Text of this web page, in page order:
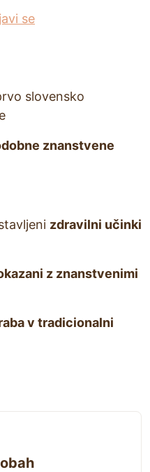
se
slovensko
znanstvene
zdravilni učinki
z znanstvenimi
v tradicionalni